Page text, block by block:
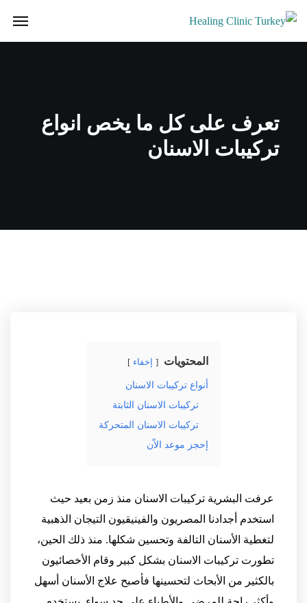
تعرف على كل ما يخص انواع
تركيبات الاسنان
المحتويات إخفاء
أنواع تركيبات الاسنان
تركيبات الاسنان الثابتة
تركيبات الاسنان المتحركة
إحجز موعد الاّن
عرفت البشرية تركيبات الاسنان منذ زمن بعيد حيث
استخدم أجدادنا المصريون والفينيقيون التيجان الذهبية
لتغطية الأسنان التالفة وتحسين شكلها. منذ ذلك الحين،
تطورت تركيبات الاسنان بشكل كبير وقام الأخصائيون
بالكثير من الأبحاث لتحسينها فأصبح علاج الأسنان أسهل